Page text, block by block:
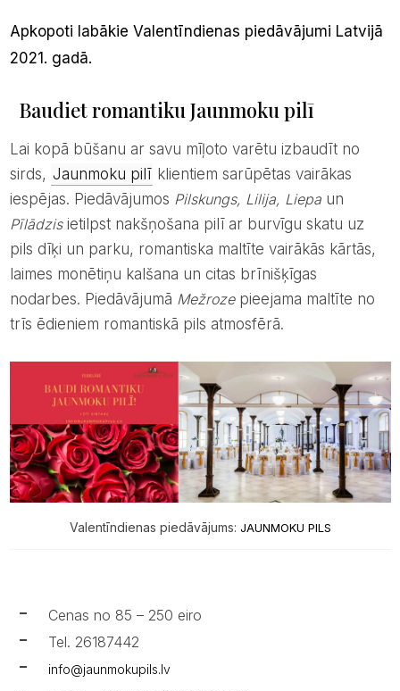
Apkopoti labākie Valentīndienas piedāvājumi Latvijā
2021. gadā.
Baudiet romantiku Jaunmoku pilī
Lai kopā būšanu ar savu mīļoto varētu izbaudīt no
sirds, Jaunmoku pilī klientiem sarūpētas vairākas
iespējas. Piedāvājumos Pilskungs, Lilija, Liepa un
Pīlādzisietilpst nakšņošana pilī ar burvīgu skatu uz
pils dīķi un parku, romantiska maltīte vairākās kārtās,
laimes monētiņu kalšana un citas brīnišķīgas
nodarbes. Piedāvājumā Mežroze pieejama maltīte no
trīs ēdieniem romantiskā pils atmosfērā.
Valentīndienas piedāvājums: JAUNMOKU PILS
Cenas no 85 – 250 eiro
Tel. 26187442
info@jaunmokupils.lv